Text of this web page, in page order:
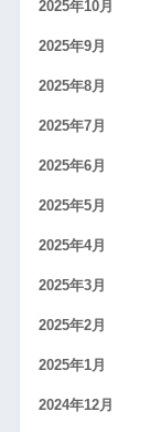
2025年10月
2025年9月
2025年8月
2025年7月
2025年6月
2025年5月
2025年4月
2025年3月
2025年2月
2025年1月
2024年12月